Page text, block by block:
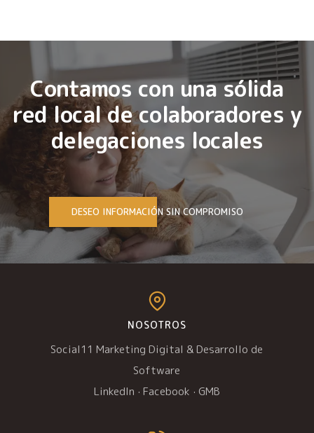
Contamos con una sólida
red local de colaboradores y
delegaciones locales
DESEO INFORMACIÓN SIN COMPROMISO
NOSOTROS
Social11 Marketing Digital & Desarrollo de
Software
LinkedIn · Facebook · GMB